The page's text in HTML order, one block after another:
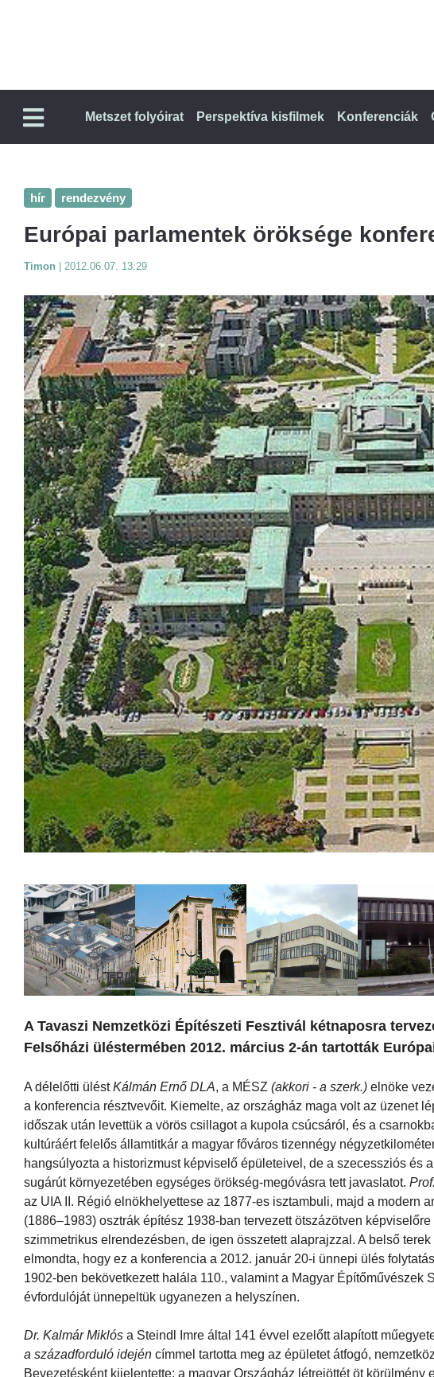
Metszet folyóirat Perspektíva kisfilmek Konferenciák
hír rendezvény
Európai parlamentek öröksége
Timon 2012.06.07. 13:29
A Tavaszi Nemzetközi Építészeti Fesztivál kétnaposra
Felsőházi üléstermében 2012. március 2-án tartották
A délelőtti üléstKálmán Ernő DLA, a MÉSZ (akkori - a szerk.) elnöke
a konferencia résztvevőit. Kiemelte, az országház maga volt az üzenet
időszak után levettük a vörös csillagot a kupola csúcsáról, és a
kultúráért felelős államtitkár a magyar főváros tizennégy
hangsúlyozta a historizmust képviselő épületeivel, de a szecessziós és
sugárút környezetében egységes örökség-megóvásra tett javaslatot.
az UIA II. Régió elnökhelyettese az 1877-es isztambuli, majd a modern
(1886–1983) osztrák építész 1938-ban tervezett ötszázötven
szimmetrikus elrendezésben, de igen összetett alaprajzzal. A belső
elmondta, hogy ez a konferencia a 2012. január 20-i ünnepi ülés
1902-ben bekövetkezett halála 110., valamint a Magyar Építőművészek
évfordulóját ünnepeltük ugyanezen a helyszínen.
Dr. Kalmár Miklós a Steindl Imre által 141 évvel ezelőtt alapított
a századforduló idején címmel tartotta meg az épületet átfogó,
Bevezetésként kijelentette: a magyar Országház létrejöttét öt